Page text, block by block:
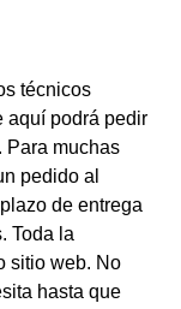
técnicos
aquí podrá pedir
Para muchas
pedido al
de entrega
Toda la
sitio web. No
hasta que